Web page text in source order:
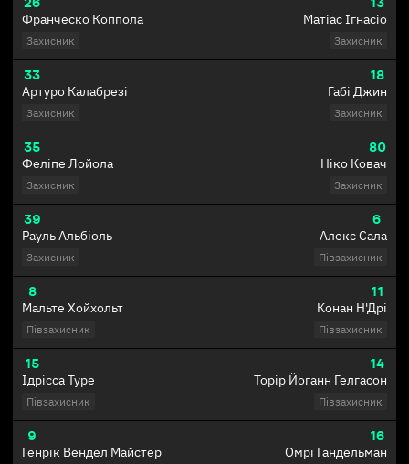
Франческо Коппола
Захисник
33
Артуро Калабрезі
Захисник
35
Феліпе Лойола
Захисник
39
Рауль Альбіоль
Захисник
8
Мальте Хойхольт
Півзахисник
15
Ідрісса Туре
Півзахисник
9
Генрік Вендел Майстер
Матіас Ігнасіо
Захисник
18
Габі Джин
Захисник
80
Ніко Ковач
Захисник
6
Алекс Сала
Півзахисник
11
Конан Н'Дрі
Півзахисник
14
Торір Йоганн Гелгасон
Півзахисник
16
Омрі Гандельман